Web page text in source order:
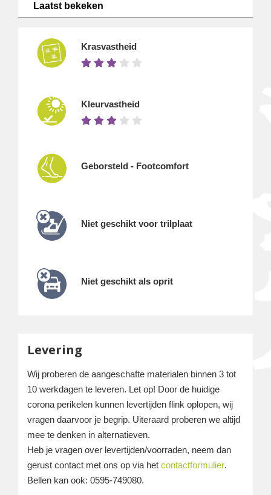
Laatst bekeken
Krasvastheid
Kleurvastheid
Geborsteld - Footcomfort
Niet geschikt voor trilplaat
Niet geschikt als oprit
Levering
Wij proberen de aangeschafte materialen binnen 3 tot
10 werkdagen te leveren. Let op! Door de huidige
corona perikelen kunnen levertijden flink oplopen, wij
vragen daarvoor je begrip. Uiteraard proberen we altijd
mee te denken in alternatieven.
Heb je vragen over levertijden/voorraden, neem dan
gerust contact met ons op via het contactformulier.
Bellen kan ook: 0595-749080.